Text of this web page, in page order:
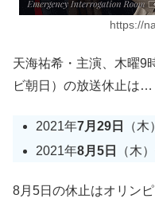
https://
天海祐希・主演、木曜9
ビ朝日）の放送休止は…
2021年7月29日
（
2021年8月5日 （木
8月5日の休止はオリン